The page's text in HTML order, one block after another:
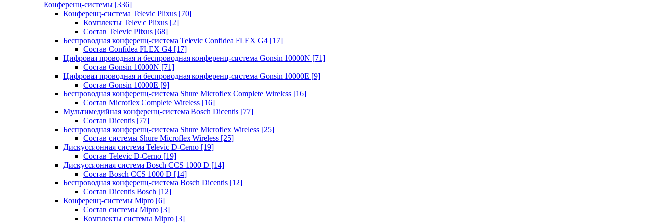
Конференц-системы [336]
Конференц-система Televic Plixus [70]
Комплекты Televic Plixus [2]
Состав Televic Plixus [68]
Беспроводная конференц-система Televic Confidea FLEX G4 [17]
Состав Confidea FLEX G4 [17]
Цифровая проводная и беспроводная конференц-система Gonsin 10000N [71]
Состав Gonsin 10000N [71]
Цифровая проводная и беспроводная конференц-система Gonsin 10000E [9]
Состав Gonsin 10000E [9]
Беспроводная конференц-система Shure Microflex Complete Wireless [16]
Состав Microflex Complete Wireless [16]
Мультимедийная конференц-система Bosch Dicentis [77]
Состав Dicentis [77]
Беспроводная конференц-система Shure Microflex Wireless [25]
Состав системы Shure Microflex Wireless [25]
Дискуссионная система Televic D-Cerno [19]
Состав Televic D-Cerno [19]
Дискуссионная система Bosch CCS 1000 D [14]
Состав Bosch CCS 1000 D [14]
Беспроводная конференц-система Bosch Dicentis [12]
Состав Dicentis Bosch [12]
Конференц-системы Mipro [6]
Состав системы Mipro [3]
Комплекты системы Mipro [3]